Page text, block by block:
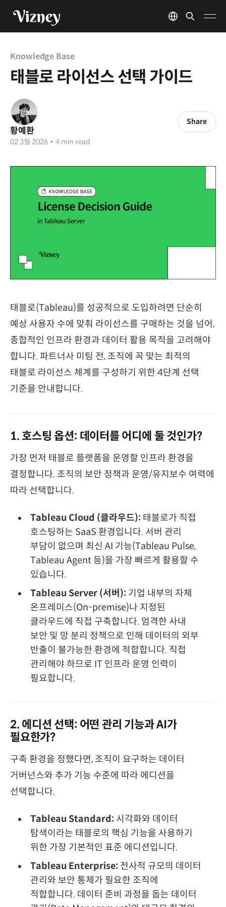
Knowledge Base
태블로 라이선스 선택 가이드
황예환
02 3월 2026 • 4 min read
Share
태블로(Tableau)를 성공적으로 도입하려면 단순히
예상 사용자 수에 맞춰 라이선스를 구매하는 것을 넘어,
종합적인 인프라 환경과 데이터 활용 목적을 고려해야
합니다. 파트너사 미팅 전, 조직에 꼭 맞는 최적의
태블로 라이선스 체계를 구성하기 위한 4단계 선택
기준을 안내합니다.
1. 호스팅 옵션: 데이터를 어디에 둘 것인가?
가장 먼저 태블로 플랫폼을 운영할 인프라 환경을
결정합니다. 조직의 보안 정책과 운영/유지보수 여력에
따라 선택합니다.
Tableau Cloud (클라우드): 태블로가 직접
호스팅하는 SaaS 환경입니다. 서버 관리
부담이 없으며 최신 AI 기능(Tableau Pulse,
Tableau Agent 등)을 가장 빠르게 활용할 수
있습니다.
Tableau Server (서버): 기업 내부의 자체
온프레미스(On-premise)나 지정된
클라우드에 직접 구축합니다. 엄격한 사내
보안 및 망 분리 정책으로 인해 데이터의 외부
반출이 불가능한 환경에 적합합니다. 직접
관리해야 하므로 IT 인프라 운영 인력이
필요합니다.
2. 에디션 선택: 어떤 관리 기능과 AI가
필요한가?
구축 환경을 정했다면, 조직이 요구하는 데이터
거버넌스와 추가 기능 수준에 따라 에디션을
선택합니다.
Tableau Standard: 시각화와 데이터
탐색이라는 태블로의 핵심 기능을 사용하기
위한 가장 기본적인 표준 에디션입니다.
Tableau Enterprise: 전사적 규모의 데이터
관리와 보안 통제가 필요한 조직에
적합합니다. 데이터 준비 과정을 돕는 데이터